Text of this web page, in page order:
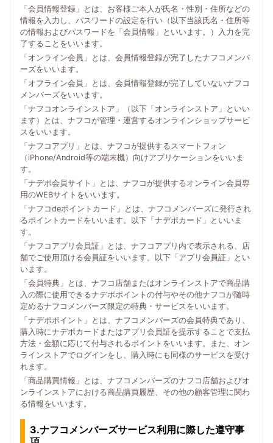
「会員情報登録」とは、お客様ご本人が氏名・性別・住所などの
情報を入力し、パスワードの設定を行い（以下当該氏名・住所等
の情報およびパスワードを「会員情報」といいます。）入力を完
了することをいいます。
「オンライン会員」とは、会員情報登録が完了したナフコメンバ
ーズをいいます。
「オフライン会員」とは、会員情報登録が完了していないナフコ
メンバーズをいいます。
「ナフコオンラインストア」（以下「オンラインストア」といい
ます）とは、ナフコが管理・運営するオンラインショップサービ
スをいいます。
「ナフコアプリ」とは、ナフコが提供するスマートフォン
（iPhone/Android等の端末機）向けアプリケーションをいいま
す。
「ナデポ会員サイト」とは、ナフコが提供するオンライン会員専
用のWEBサイトをいいます。
「ナフコdeポイントカード」とは、ナフコメンバーズに発行され
るポイントカードをいいます。以下「ナデポカード」といいま
す。
「ナフコアプリ会員証」とは、ナフコアプリ内で表示される、店
舗でご使用頂ける会員証をいいます。以下「アプリ会員証」とい
います。
「会員特典」とは、ナフコ店舗またはオンラインストアで商品購
入の際に使用できるナデポポイントの付与やその他ナフコが随時
定めるナフコメンバーズ限定の特典・サービスをいいます。
「ナデポポイント」とは、ナフコメンバーズの会員特典であり、
購入時にナデポカードまたはアプリ会員証を提示することで支払
方法・金額に応じて付与されるポイントをいいます。また、オン
ラインストアでログインをし、購入時にも同様のサービスを受け
れます。
「商品購買情報」とは、ナフコメンバーズのナフコ店舗およびオ
ンラインストアにおける商品購買履歴、その他の顧客管理に関わ
る情報をいいます。
3.ナフコメンバーズサービス利用に際した遵守事